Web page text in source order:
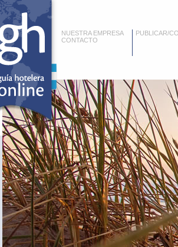
NUESTRA EMPRESA
CONTACTO
PUBLICAR/